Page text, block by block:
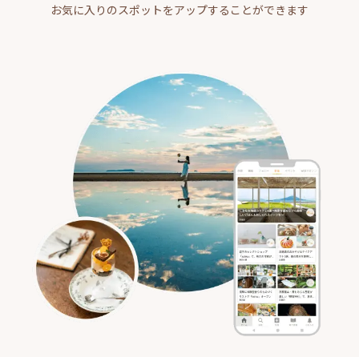
お気に入りのスポットをアップすることができます